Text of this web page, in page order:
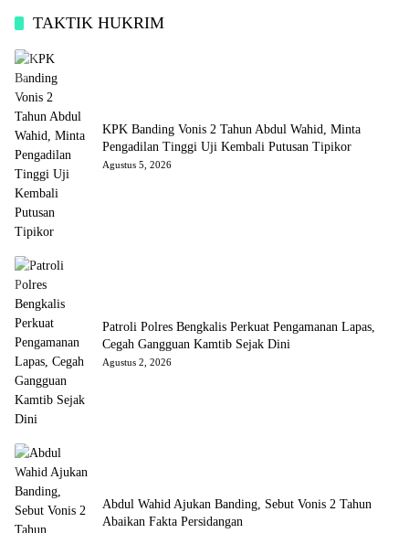
TAKTIK HUKRIM
KPK Banding Vonis 2 Tahun Abdul Wahid, Minta
Pengadilan Tinggi Uji Kembali Putusan Tipikor
Agustus 5, 2026
Patroli Polres Bengkalis Perkuat Pengamanan Lapas,
Cegah Gangguan Kamtib Sejak Dini
Agustus 2, 2026
Abdul Wahid Ajukan Banding, Sebut Vonis 2 Tahun
Abaikan Fakta Persidangan